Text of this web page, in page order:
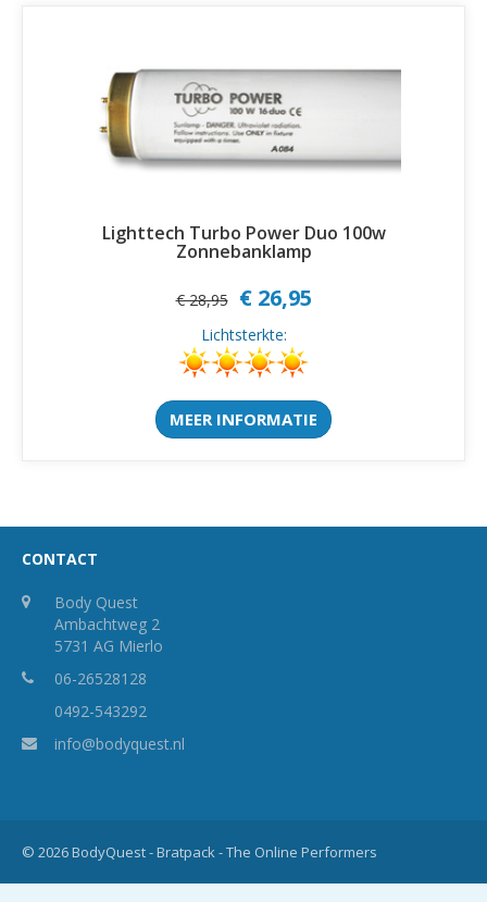
Lighttech Turbo Power Duo 100w
Zonnebanklamp
€ 28,95 € 26,95
Lichtsterkte:
MEER INFORMATIE
CONTACT
Body Quest
Ambachtweg 2
5731 AG Mierlo
06-26528128
0492-543292
info@bodyquest.nl
© 2026 BodyQuest -Bratpack - The Online Performers